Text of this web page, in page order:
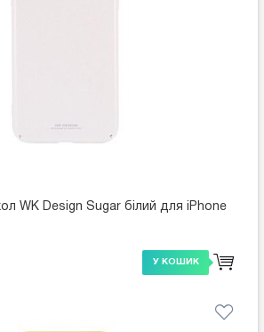
WK Design Sugar білий для iPhone
У КОШИК